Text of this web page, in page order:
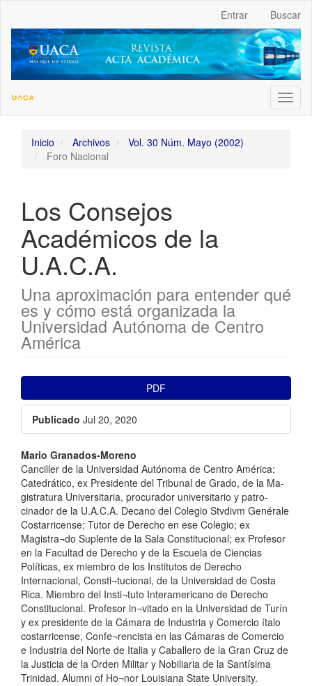
##plugins.themes.bootstrap3.accessible_menu.main_content##
##plugins.themes.bootstrap3.accessible_menu.sidebar##
Entrar Buscar
Inicio Archivos
Vol. 30 Núm. Mayo (2002)
Foro Nacional
Los Consejos
Académicos de la
U.A.C.A.
Una aproximación para entender qué
es y cómo está organizada la
Universidad Autónoma de Centro
América
PDF
Publicado Jul 20, 2020
Mario Granados-Moreno
Canciller de la Universidad Autónoma de Centro América;
Catedrático, ex Presidente del Tribunal de Grado, de la Ma-
gistratura Universitaria, procurador universitario y patro-
cinador de la U.A.C.A. Decano del Colegio Stvdivm Genérale
Costarricense; Tutor de Derecho en ese Colegio; ex
Magistra¬do Suplente de la Sala Constitucional; ex Profesor
en la Facultad de Derecho y de la Escuela de Ciencias
Políticas, ex miembro de los Institutos de Derecho
Internacional, Consti¬tucional, de la Universidad de Costa
Rica. Miembro del Insti¬tuto Interamericano de Derecho
Constitucional. Profesor in¬vitado en la Universidad de Turín
y ex presidente de la Cámara de Industria y Comercio ítalo
costarricense, Confe¬rencista en las Cámaras de Comercio
e Industria del Norte de Italia y Caballero de la Gran Cruz de
la Justicia de la Orden Militar y Nobiliaria de la Santísima
Trinidad. Alumni of Ho¬nor Louisiana State University.